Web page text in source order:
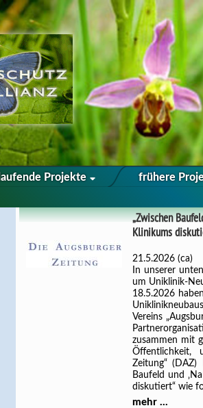
laufende Projekte
frühere
„Zwischen
Klinikums
21.5.2026 (ca)
In unserer
um Uniklinik-
18.5.2026
Vereins
zusammen mit
Öffentlichkeit,
Zeitung“
Baufeld und
diskutiert“ wie
mehr ...